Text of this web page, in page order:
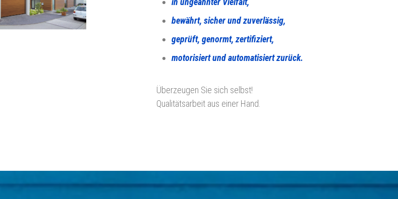
bewährt, sicher und zuverlässig,
geprüft, genormt, zertifiziert,
motorisiert und automatisiert zurück.
Überzeugen Sie sich selbst!
Qualitätsarbeit aus einer Hand.